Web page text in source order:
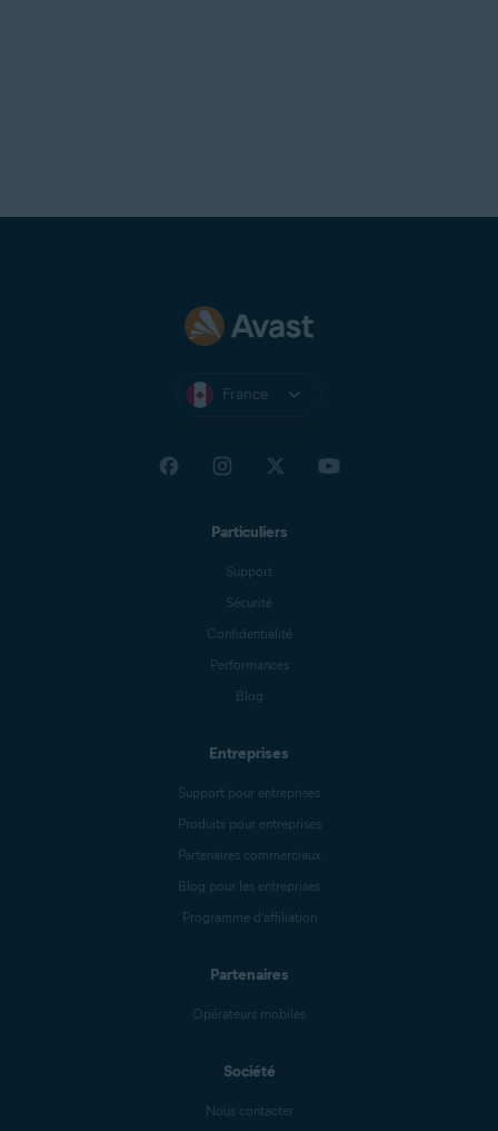
France
Particuliers
Support
Sécurité
Confidentialité
Performances
Blog
Entreprises
Support pour entreprises
Produits pour entreprises
Partenaires commerciaux
Blog pour les entreprises
Programme d’affiliation
Partenaires
Opérateurs mobiles
Société
Nous contacter